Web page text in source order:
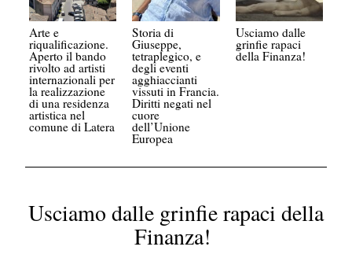
Arte e
riqualificazione.
Aperto il bando
rivolto ad artisti
internazionali per
la realizzazione
di una residenza
artistica nel
comune di Latera
Storia di
Giuseppe,
tetraplegico, e
degli eventi
agghiaccianti
vissuti in Francia.
Diritti negati nel
cuore
dell’Unione
Europea
Usciamo dalle
grinfie rapaci
della Finanza!
Usciamo dalle grinfie rapaci della
Finanza!